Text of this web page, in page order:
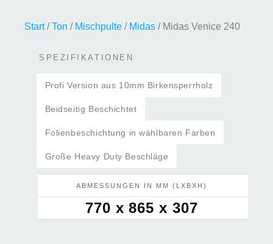
Start/Ton / Mischpulte / Midas / Midas Venice 240
SPEZIFIKATIONEN
Profi Version aus 10mm Birkensperrholz
Beidseitig Beschichtet
Folienbeschichtung in wählbaren Farben
Große Heavy Duty Beschläge
ABMESSUNGEN IN MM (LXBXH)
770 x 865 x 307